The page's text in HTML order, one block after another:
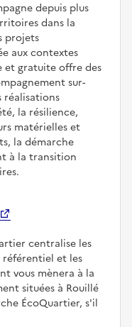
depuis plus
dans la
projets
aux contextes
et gratuite offre des
sur-
réalisations
la résilience,
matérielles et
la démarche
à la transition
centralise les
et les
vous mènera à la
situées à Rouillé
ÉcoQuartier, s'il